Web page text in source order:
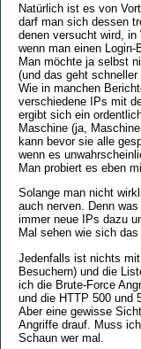
Natürlich ist es von
darf man sich dessen
denen versucht wird,
wenn man einen
Man möchte ja selbst
(und das geht schneller
Wie in manchen
verschiedene IPs mit
ergibt sich ein
Maschine (ja,
kann bevor sie alle
wenn es
Man probiert es eben
Solange man nicht
auch nerven. Denn
immer neue IPs dazu
Mal sehen wie sich
Jedenfalls ist nichts
Besuchern) und die
ich die Brute-Force
und die HTTP 500 und
Aber eine gewisse
Angriffe drauf. Muss
Schaun wer mal.